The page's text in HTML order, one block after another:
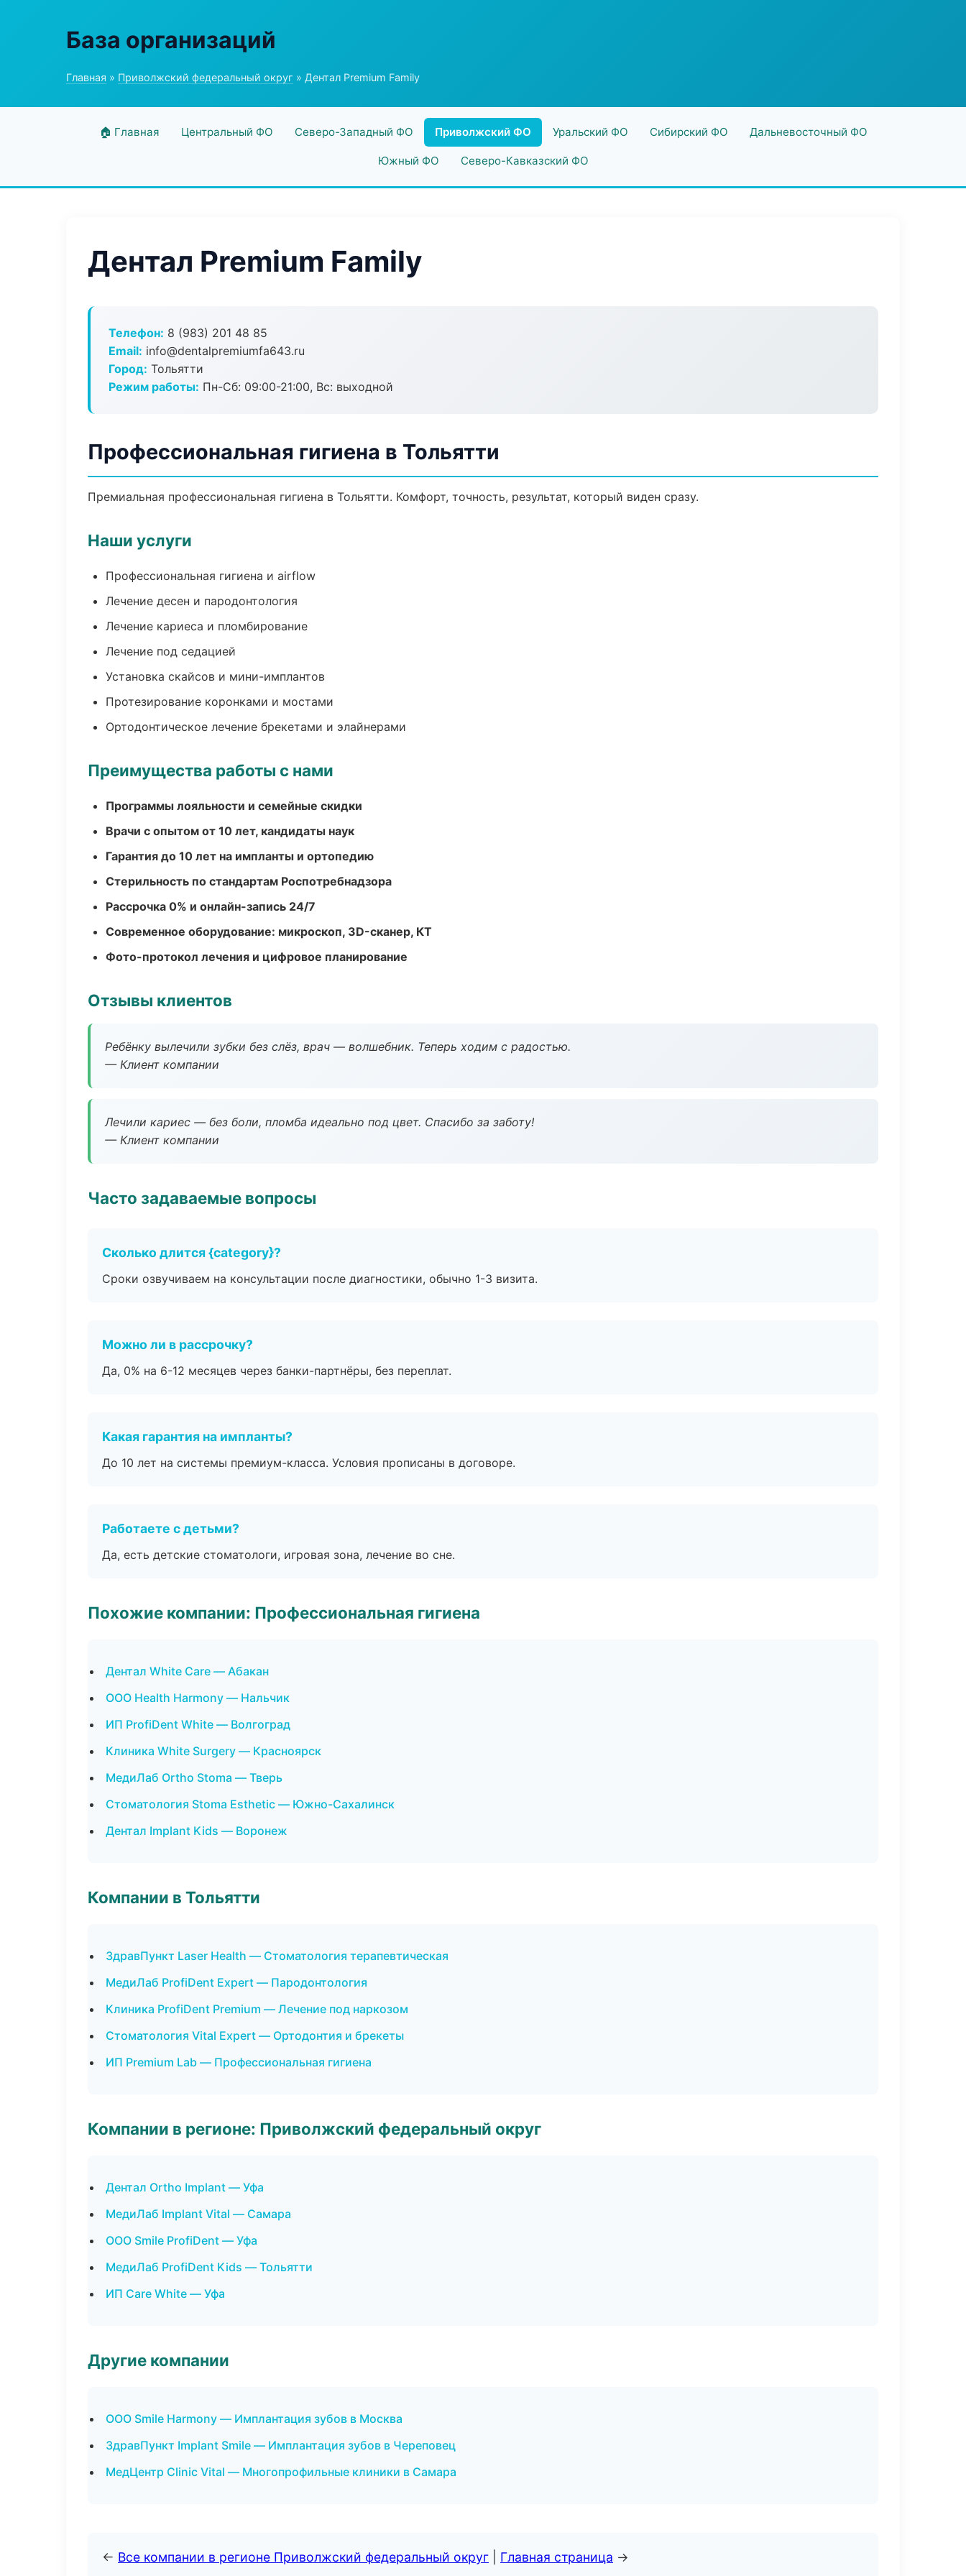
База организаций
Главная » Приволжский федеральный округ » Дентал Premium Family
🏠 Главная Центральный ФО Северо-Западный ФО Приволжский ФО Уральский ФО Сибирский ФО Дальневосточный ФО
Южный ФО Северо-Кавказский ФО
Дентал Premium Family
Телефон: 8 (983) 201 48 85
Email: info@dentalpremiumfa643.ru
Город: Тольятти
Режим работы: Пн-Сб: 09:00-21:00, Вс: выходной
Профессиональная гигиена в Тольятти
Премиальная профессиональная гигиена в Тольятти. Комфорт, точность, результат, который виден сразу.
Наши услуги
Профессиональная гигиена и airflow
Лечение десен и пародонтология
Лечение кариеса и пломбирование
Лечение под седацией
Установка скайсов и мини-имплантов
Протезирование коронками и мостами
Ортодонтическое лечение брекетами и элайнерами
Преимущества работы с нами
Программы лояльности и семейные скидки
Врачи с опытом от 10 лет, кандидаты наук
Гарантия до 10 лет на импланты и ортопедию
Стерильность по стандартам Роспотребнадзора
Рассрочка 0% и онлайн-запись 24/7
Современное оборудование: микроскоп, 3D-сканер, КТ
Фото-протокол лечения и цифровое планирование
Отзывы клиентов
Ребёнку вылечили зубки без слёз, врач — волшебник. Теперь ходим с радостью.
— Клиент компании
Лечили кариес — без боли, пломба идеально под цвет. Спасибо за заботу!
— Клиент компании
Часто задаваемые вопросы
Сколько длится {category}?
Сроки озвучиваем на консультации после диагностики, обычно 1-3 визита.
Можно ли в рассрочку?
Да, 0% на 6-12 месяцев через банки-партнёры, без переплат.
Какая гарантия на импланты?
До 10 лет на системы премиум-класса. Условия прописаны в договоре.
Работаете с детьми?
Да, есть детские стоматологи, игровая зона, лечение во сне.
Похожие компании: Профессиональная гигиена
Дентал White Care — Абакан
ООО Health Harmony — Нальчик
ИП ProfiDent White — Волгоград
Клиника White Surgery — Красноярск
МедиЛаб Ortho Stoma — Тверь
Стоматология Stoma Esthetic — Южно-Сахалинск
Дентал Implant Kids — Воронеж
Компании в Тольятти
ЗдравПункт Laser Health — Стоматология терапевтическая
МедиЛаб ProfiDent Expert — Пародонтология
Клиника ProfiDent Premium — Лечение под наркозом
Стоматология Vital Expert — Ортодонтия и брекеты
ИП Premium Lab — Профессиональная гигиена
Компании в регионе: Приволжский федеральный округ
Дентал Ortho Implant — Уфа
МедиЛаб Implant Vital — Самара
ООО Smile ProfiDent — Уфа
МедиЛаб ProfiDent Kids — Тольятти
ИП Care White — Уфа
Другие компании
ООО Smile Harmony — Имплантация зубов в Москва
ЗдравПункт Implant Smile — Имплантация зубов в Череповец
МедЦентр Clinic Vital — Многопрофильные клиники в Самара
← Все компании в регионе Приволжский федеральный округ Главная страница →